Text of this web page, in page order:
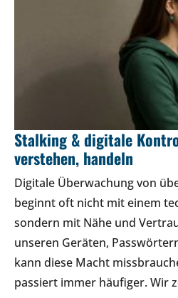
Stalking & digitale
verstehen, handeln
Digitale Überwachung von
beginnt oft nicht mit einem
sondern mit Nähe und
unseren Geräten,
kann diese Macht
passiert immer häufiger. Wir